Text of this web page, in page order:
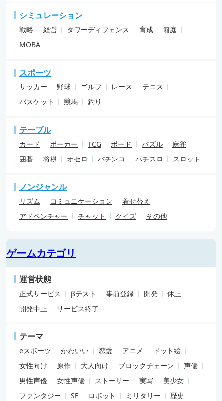
シミュレーション
戦略 経営 タワーディフェンス 育成
箱庭
MOBA
スポーツ
サッカー 野球 ゴルフ レース
テニス
バスケット
競馬 釣り
テーブル
カード ポーカー TCG ボード パズル
麻雀
囲碁
将棋 オセロ パチンコ パチスロ スロット
ノンジャンル
リズム コミュニケーション
着せ替え
アドベンチャー
チャット クイズ その他
ゲームカテゴリ
運営状態
正式サービス βテスト 事前登録 開発
休止
開発中止
サービス終了
テーマ
eスポーツ かわいい 恋愛 アニメ
ドット絵
女性向け
原作 大人向け ブロックチェーン
声優
男性声優
女性声優 ストーリー 実写
美少女
ファンタジー
SF ロボット ミリタリー 歴史